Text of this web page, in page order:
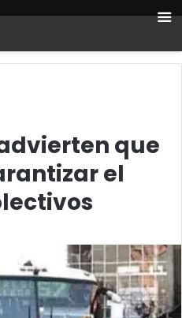
que
el